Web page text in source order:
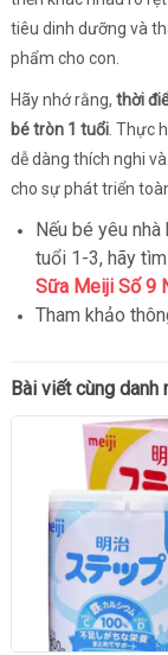
tiêu dinh dưỡng và
phẩm cho con.
Hãy nhớ rằng, thời
bé tròn 1 tuổi. Thực
dễ dàng thích nghi
cho sự phát triển
Nếu bé yêu
tuổi 1-3, hãy
Sữa Meiji Số 9
Tham khảo
Bài viết cùng danh